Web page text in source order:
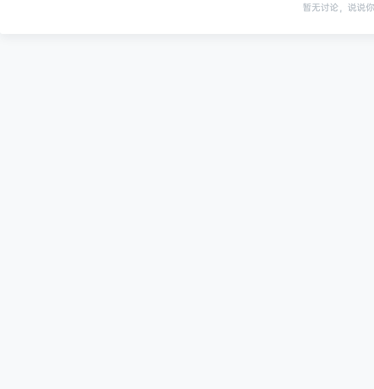
暂无讨论，说说